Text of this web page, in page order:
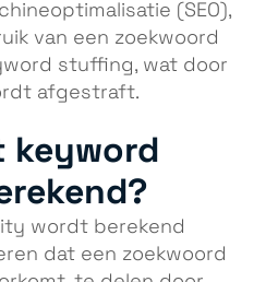
(SEO),
van een zoekwoord
stuffing, wat door
afgestraft.
keyword
wordt berekend
dat een zoekwoord